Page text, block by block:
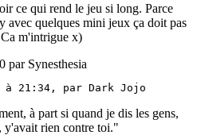
ce qui rend le jeu si long. Parce
avec quelques mini jeux ça doit pas
m'intrigue x)
par Synesthesia
21:34, par Dark Jojo
à part si quand je dis les gens,
y'avait rien contre toi."